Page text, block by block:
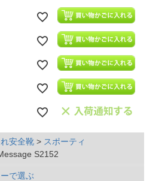
安全靴
スポーティ
S2152
で選ぶ